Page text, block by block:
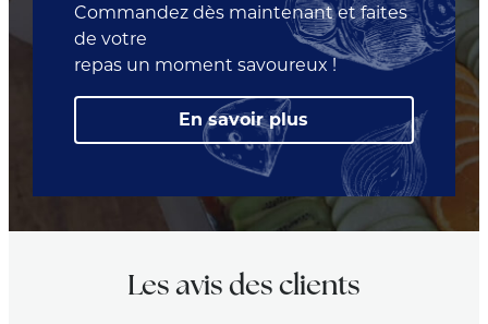
Commandez dès maintenant et faites
de votre
repas un moment savoureux !
En savoir plus
Les avis des clients